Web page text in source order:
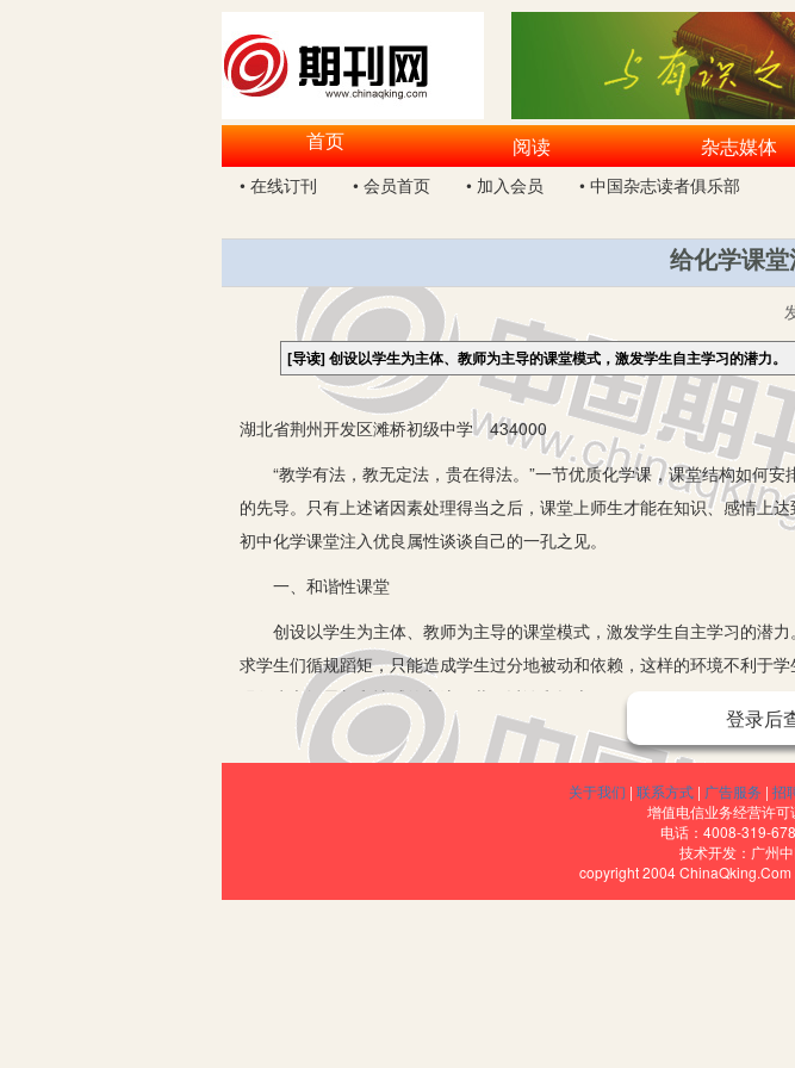
首页 阅读 杂志媒体
• 在线订刊
• 会员首页 • 加入会员 • 中国杂志读者俱乐部
给化学课
[导读]创设以学生为主体、教师为主导的课堂模式，激发学生自主学习的潜力。
湖北省荆州开发区滩桥初级中学 434000
“教学有法，教无定法，贵在得法。”一节优质化学课，课堂结构如何安
的先导。只有上述诸因素处理得当之后，课堂上师生才能在知识、感情上
初中化学课堂注入优良属性谈谈自己的一孔之见。
一、和谐性课堂
创设以学生为主体、教师为主导的课堂模式，激发学生自主学习的潜力
求学生们循规蹈矩，只能造成学生过分地被动和依赖，这样的环境不利于
强师生之间思想和情感的交流，共同讨论和探索。
在学习核外电子排布初步知识时，共用电子对分别绕核运转而达到稳定
求知的欲望正是激发学习兴趣的起点，是诱发学生创新思维的载体。哈佛
那些对社会和人类具有巨大价值的发明创造。”千万不要用“不可能”或“超纲
老师与学生得以和谐相处，师生共融地进行探索的纽带是语言。准确、
登录后
关于我们 | 联系方式 | 广告服务 | 招
增值电信业务经营许
电话：4008-319-
技术开发：广州
copyright 2004